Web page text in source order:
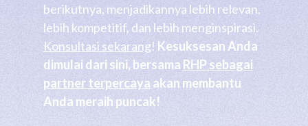
berikutnya, menjadikannya lebih relevan,
lebih kompetitif, dan lebih menginspirasi.
Konsultasi sekarang! Kesuksesan Anda
dimulai dari sini, bersama RHP sebagai
partner terpercaya akan membantu
Anda meraih puncak!